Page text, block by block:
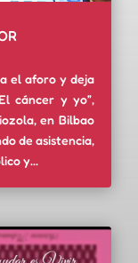
el aforo y deja
cáncer y yo”,
en Bilbao
de asistencia,
y...